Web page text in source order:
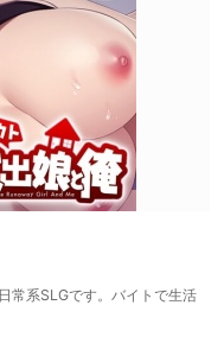
常系SLGです。バイトで生活